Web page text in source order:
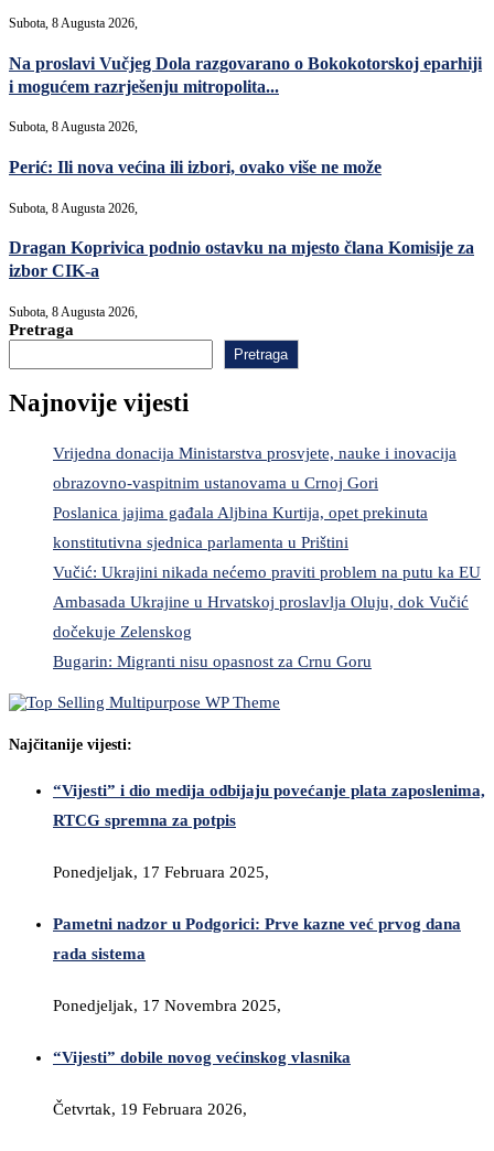
Subota, 8 Augusta 2026,
Na proslavi Vučjeg Dola razgovarano o Bokokotorskoj eparhiji
i mogućem razrješenju mitropolita...
Subota, 8 Augusta 2026,
Perić: Ili nova većina ili izbori, ovako više ne može
Subota, 8 Augusta 2026,
Dragan Koprivica podnio ostavku na mjesto člana Komisije za
izbor CIK-a
Subota, 8 Augusta 2026,
Pretraga
Pretraga
Najnovije vijesti
Vrijedna donacija Ministarstva prosvjete, nauke i inovacija
obrazovno-vaspitnim ustanovama u Crnoj Gori
Poslanica jajima gađala Aljbina Kurtija, opet prekinuta
konstitutivna sjednica parlamenta u Prištini
Vučić: Ukrajini nikada nećemo praviti problem na putu ka EU
Ambasada Ukrajine u Hrvatskoj proslavlja Oluju, dok Vučić
dočekuje Zelenskog
Bugarin: Migranti nisu opasnost za Crnu Goru
Najčitanije vijesti:
“Vijesti” i dio medija odbijaju povećanje plata zaposlenima,
RTCG spremna za potpis
Ponedjeljak, 17 Februara 2025,
Pametni nadzor u Podgorici: Prve kazne već prvog dana
rada sistema
Ponedjeljak, 17 Novembra 2025,
“Vijesti” dobile novog većinskog vlasnika
Četvrtak, 19 Februara 2026,